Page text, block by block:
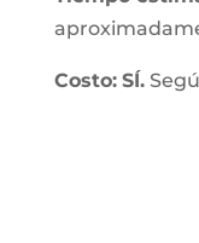
Costo: SÍ.